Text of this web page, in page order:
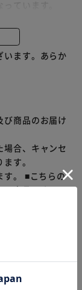
ときすぐに見
す。
親子でいろい
ます。あらか
商品のお届け
場合、キャンセ
す。
。 ■こちらの
メ商品です。
場合がござい
ただく場合が